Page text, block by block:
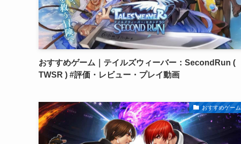
おすすめゲーム｜テイルズウィーバー：SecondRun (
TWSR ) #評価・レビュー・プレイ動画
おすすめゲーム